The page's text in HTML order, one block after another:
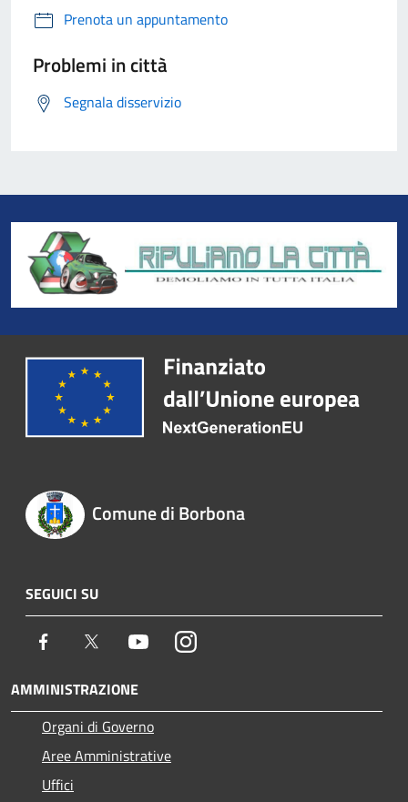
Prenota un appuntamento
Problemi in città
Segnala disservizio
Comune di Borbona
SEGUICI SU
Facebook Twitter YoutubeInstagram
AMMINISTRAZIONE
Organi di Governo
Aree Amministrative
Uffici